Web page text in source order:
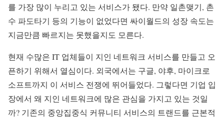
를 가장 많이 누리고 있는 서비스가 됐다. 만약 일촌맺기, 촌
수 파도타기 등의 기능이 없었다면 싸이월드의 성장 속도는
지금만큼 빠르지는 못했을지도 모른다.
현재 수많은 IT 업체들이 지인 네트워크 서비스를 만들고 오
픈하기 위해서 열심이다. 외국에서는 구글, 야후, 마이크로
소프트까지 이 서비스 전쟁에 뛰어들었다. 그렇다면 기업 입
장에서 왜 지인 네트워크에 많은 관심을 가지고 있는 것일
까? 기존의 중앙집중식 커뮤니티 서비스의 트랜드를 근본적